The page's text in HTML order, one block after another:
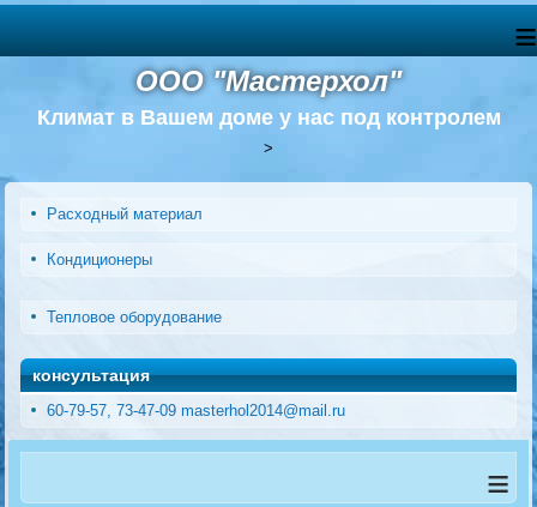
≡
ООО "Мастерхол"
Климат в Вашем доме у нас под контролем
>
Расходный материал
Кондиционеры
Тепловое оборудование
консультация
60-79-57, 73-47-09 masterhol2014@mail.ru
≡